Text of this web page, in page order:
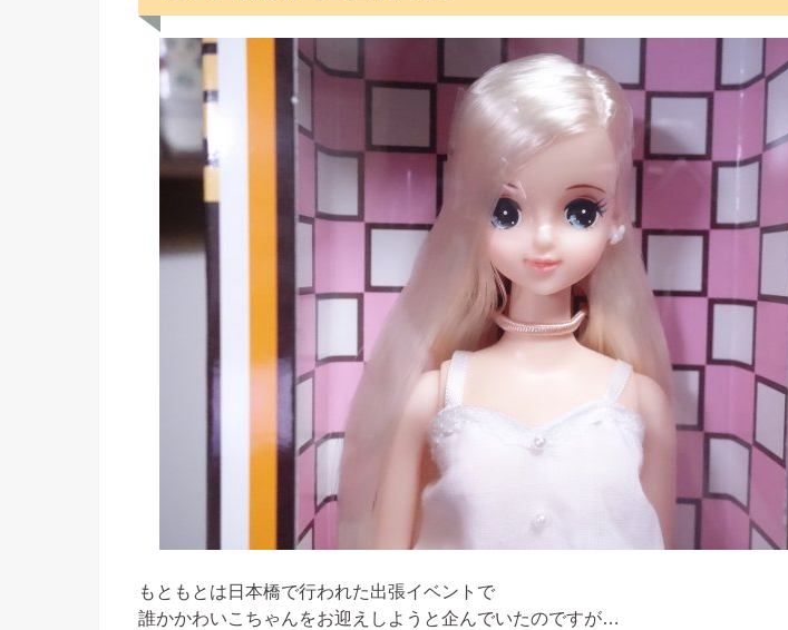
もともとは日本橋で行われた出張イベントで
誰かかわいこちゃんをお迎えしようと企んでいたのですが…